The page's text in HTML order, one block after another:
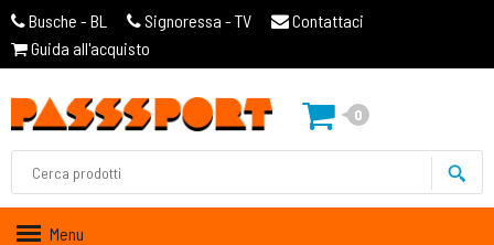
Busche - BL Signoressa - TV
Contattaci
Guida all'acquisto
0
Menu